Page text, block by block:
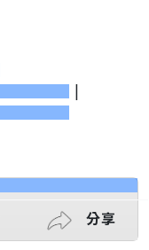
|
分享